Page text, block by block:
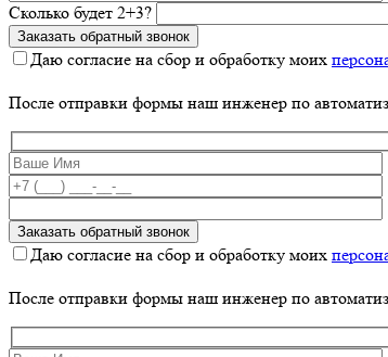
Сколько будет 2+3?
Даю согласие на сбор и обработку моих
После отправки формы наш инженер по
Даю согласие на сбор и обработку моих
После отправки формы наш инженер по